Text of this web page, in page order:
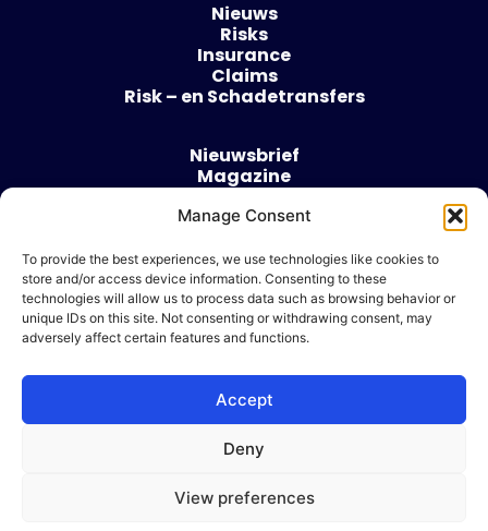
Manage Consent
To provide the best experiences, we use technologies like cookies to
store and/or access device information. Consenting to these
technologies will allow us to process data such as browsing behavior or
unique IDs on this site. Not consenting or withdrawing consent, may
adversely affect certain features and functions.
Accept
Deny
View preferences
Nieuws
Risks
Insurance
Claims
Risk – en Schadetransfers
Nieuwsbrief
Magazine
Over
Algemene voorwaarden
Cookie beleid
Ik wil adverteren
© 2026 Risk & Business
| Design & Development door